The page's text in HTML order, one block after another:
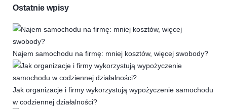
Ostatnie wpisy
Najem samochodu na firmę: mniej kosztów, więcej swobody?
Jak organizacje i firmy wykorzystują wypożyczenie samochodu
w codziennej działalności?